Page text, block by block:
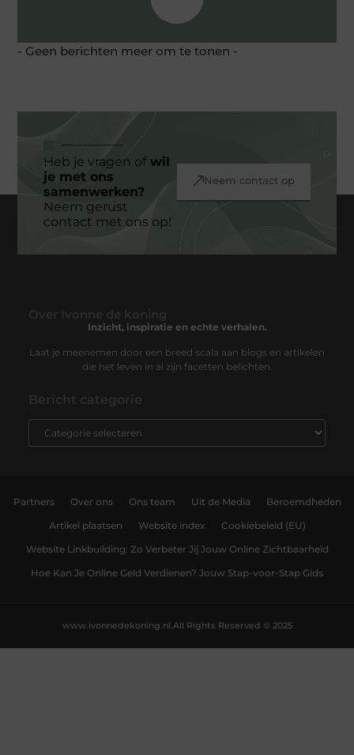
- Geen berichten meer om te tonen -
Heb je vragen ofwil
je met ons
samenwerken?
Neem gerust
contact met ons op!
Neem contact op
Over Ivonne de koning
Inzicht, inspiratie en echte verhalen.
Laat je meenemen door een breed scala aan blogs en artikelen
die het leven in al zijn facetten belichten.
Bericht categorie
Partners Over ons Ons team Uit de Media Beroemdheden
Artikel plaatsen Website index Cookiebeleid (EU)
Website Linkbuilding: Zo Verbeter Jij Jouw Online Zichtbaarheid
Hoe Kan Je Online Geld Verdienen? Jouw Stap-voor-Stap Gids
All Rights Reserved © 2025
www.ivonnedekoning.nl.